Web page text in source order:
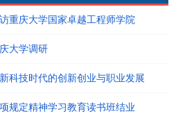
重庆大学国家卓越工程师学院
大学调研
科技时代的创新创业与职业发展
规定精神学习教育读书班结业